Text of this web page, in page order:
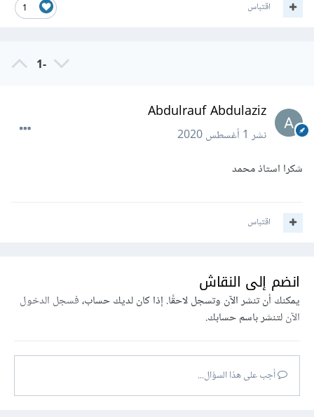
1 اقتباس
-1
Abdulrauf Abdulaziz
نشر1 أغسطس 2020
شكرا استاذ محمد
اقتباس
انضم إلى النقاش
يمكنك أن تنشر الآن وتسجل لاحقًا. إذا كان لديك حساب،فسجل الدخول
الآنلتنشر باسم حسابك.
أجب على هذا السؤال...